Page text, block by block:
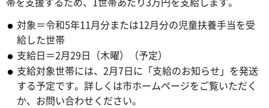
対象＝令和5年11月分または12月分の児童扶養手当を受
給した世帯
支給日＝2月29日（木曜）（予定）
支給対象世帯には、2月7日に「支給のお知らせ」を発送
する予定です。詳しくは市ホームページをご覧いただく
か、お問い合わせください。